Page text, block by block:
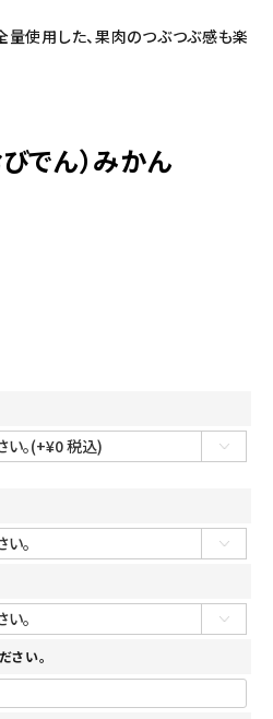
量使用した、果肉のつぶつぶ感も楽
でん）みかん
さい。